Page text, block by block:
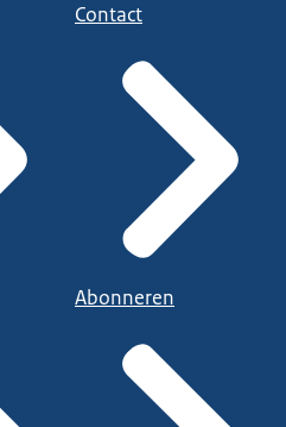
Contact
Abonneren